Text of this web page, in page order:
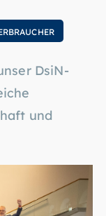
DsiN-
und